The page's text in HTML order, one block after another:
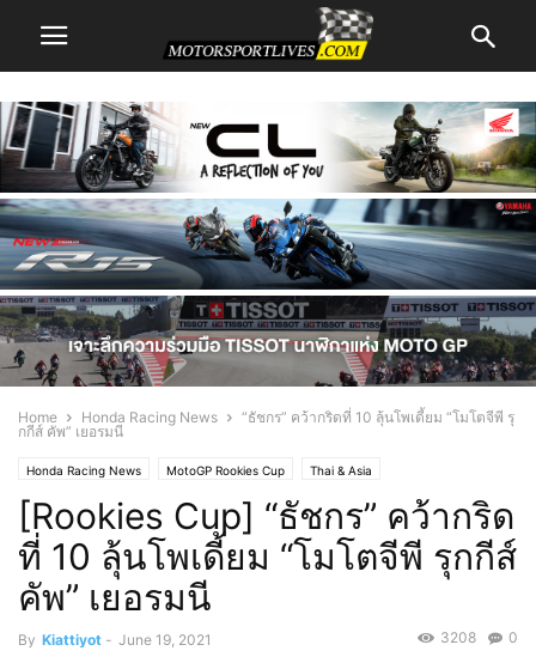
Home Honda Racing News
“ธัชกร” คว้ากริดที่ 10 ลุ้นโพเดี้ยม “โมโตจีพี รุ
กกีส์ คัพ” เยอรมนี
Honda Racing News MotoGP Rookies Cup Thai & Asia
[Rookies Cup] “ธัชกร” คว้ากริด
ที่ 10 ลุ้นโพเดี้ยม “โมโตจีพี รุกกีส์
คัพ” เยอรมนี
By Kiattiyot - June 19, 2021 0
3208